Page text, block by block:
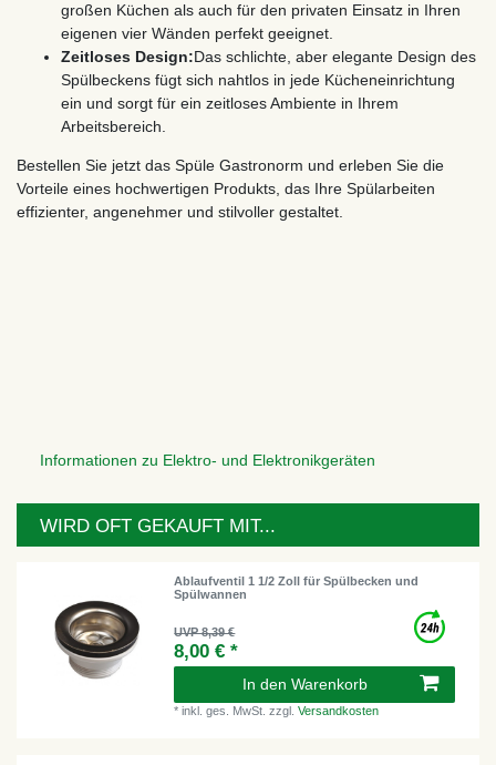
großen Küchen als auch für den privaten Einsatz in Ihren
eigenen vier Wänden perfekt geeignet.
Zeitloses Design:Das schlichte, aber elegante Design des
Spülbeckens fügt sich nahtlos in jede Kücheneinrichtung
ein und sorgt für ein zeitloses Ambiente in Ihrem
Arbeitsbereich.
Bestellen Sie jetzt das Spüle Gastronorm und erleben Sie die
Vorteile eines hochwertigen Produkts, das Ihre Spülarbeiten
effizienter, angenehmer und stilvoller gestaltet.
Informationen zu Elektro- und Elektronikgeräten
WIRD OFT GEKAUFT MIT...
Ablaufventil 1 1/2 Zoll für Spülbecken und
Spülwannen
UVP 8,39 €
8,00 € *
In den Warenkorb
*inkl. ges. MwSt. zzgl.Versandkosten